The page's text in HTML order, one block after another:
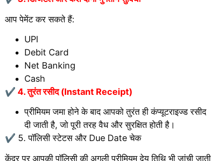
आप पेमेंट कर सकते हैं:
UPI
Debit Card
Net Banking
Cash
✔ 4. तुरंत रसीद (Instant Receipt)
प्रीमियम जमा होने के बाद आपको तुरंत ही कंप्यूटराइज्ड रसीद
दी जाती है, जो पूरी तरह वैध और सुरक्षित होती है।
✔ 5. पॉलिसी स्टेटस और Due Date चेक
केंद्र पर आपकी पॉलिसी की अगली प्रीमियम देय तिथि भी जांची जाती